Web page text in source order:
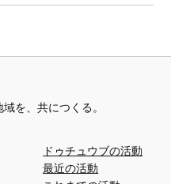
を、共につくる。
ドゥチュウブの活動
最近の活動